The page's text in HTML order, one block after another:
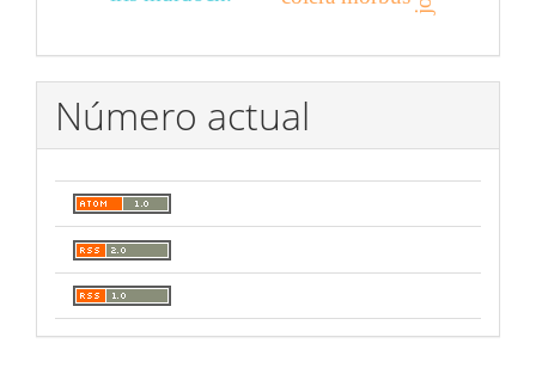
Número actual